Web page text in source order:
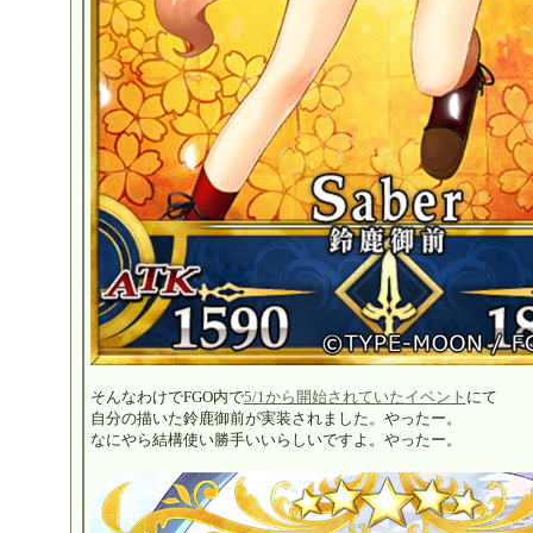
そんなわけでFGO内で5/1から開始されていたイベント にて
自分の描いた鈴鹿御前が実装されました。やったー。
なにやら結構使い勝手いいらしいですよ。やったー。